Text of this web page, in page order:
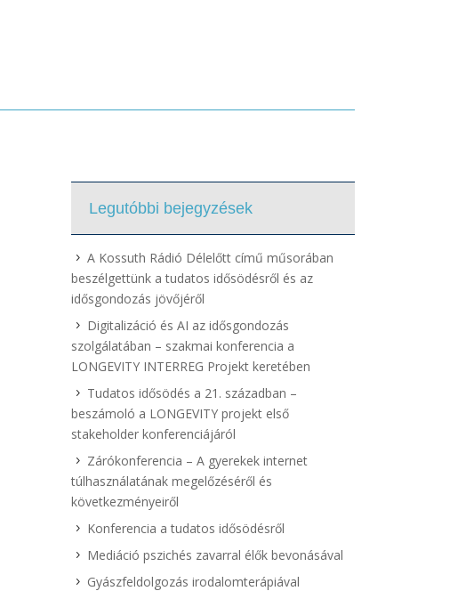
Legutóbbi bejegyzések
A Kossuth Rádió Délelőtt című műsorában
beszélgettünk a tudatos idősödésről és az
idősgondozás jövőjéről
Digitalizáció és AI az idősgondozás
szolgálatában – szakmai konferencia a
LONGEVITY INTERREG Projekt keretében
Tudatos idősödés a 21. században –
beszámoló a LONGEVITY projekt első
stakeholder konferenciájáról
Zárókonferencia – A gyerekek internet
túlhasználatának megelőzéséről és
következményeiről
Konferencia a tudatos idősödésről
Mediáció pszichés zavarral élők bevonásával
Gyászfeldolgozás irodalomterápiával